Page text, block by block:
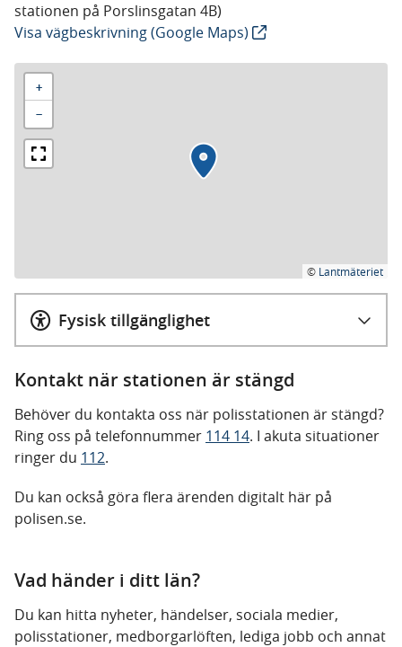
stationen på Porslinsgatan 4B)
Visa vägbeskrivning (Google Maps)
+
−
© Lantmäteriet
Fysisk tillgänglighet
Kontakt när stationen är stängd
Behöver du kontakta oss när polisstationen är stängd?
Ring oss på telefonnummer 114 14. I akuta situationer
ringer du 112.
Du kan också göra flera ärenden digitalt här på
polisen.se.
Vad händer i ditt län?
Du kan hitta nyheter, händelser, sociala medier,
polisstationer, medborgarlöften, lediga jobb och annat